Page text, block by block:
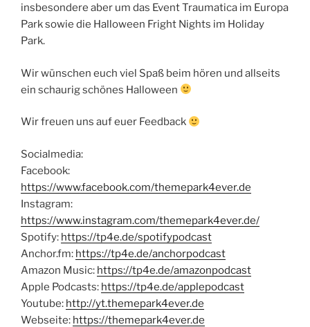
insbesondere aber um das Event Traumatica im Europa
Park sowie die Halloween Fright Nights im Holiday
Park.
Wir wünschen euch viel Spaß beim hören und allseits
ein schaurig schönes Halloween
Wir freuen uns auf euer Feedback
Socialmedia:
Facebook:
https://www.facebook.com/themepark4ever.de
Instagram:
https://www.instagram.com/themepark4ever.de/
Spotify: https://tp4e.de/spotifypodcast
Anchor.fm: https://tp4e.de/anchorpodcast
Amazon Music: https://tp4e.de/amazonpodcast
Apple Podcasts: https://tp4e.de/applepodcast
Youtube: http://yt.themepark4ever.de
Webseite: https://themepark4ever.de